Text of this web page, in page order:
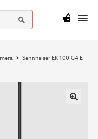
kr0
Sennheiser EK 100 G4-E